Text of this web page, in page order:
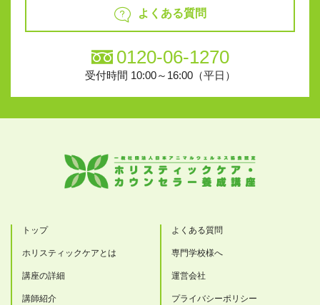
よくある質問
0120-06-1270
受付時間 10:00～16:00（平日）
トップ
ホリスティックケアとは
講座の詳細
講師紹介
よくある質問
専門学校様へ
運営会社
プライバシーポリシー